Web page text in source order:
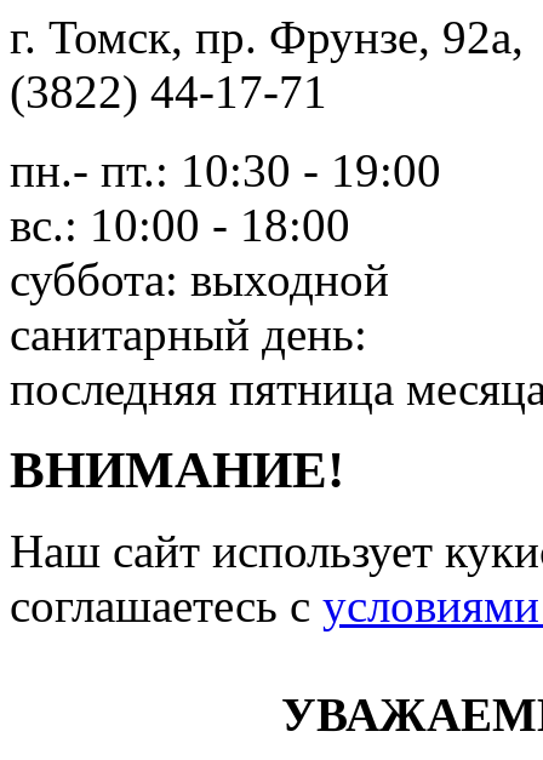
г. Томск, пр. Фрунзе,
(3822) 44-17-71
пн.- пт.: 10:30 - 19:00
вс.: 10:00 - 18:00
суббота: выходной
санитарный день:
последняя пятница
ВНИМАНИЕ!
Наш сайт использует
соглашаетесь c